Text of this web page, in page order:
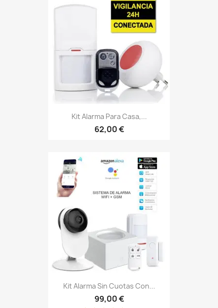
Kit Alarma Para Casa,...
62,00 €
Kit Alarma Sin Cuotas Con...
99,00 €